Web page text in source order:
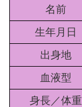
名前
生年月日
出身地
血液型
身長／体重